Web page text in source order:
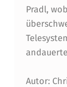
S
H
I
L
F
Pradl,
Autor: